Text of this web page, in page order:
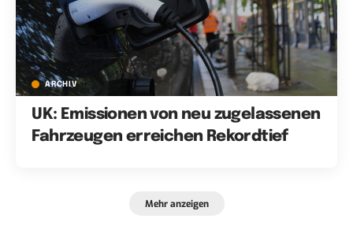
ARCHIV
UK: Emissionen von neu zugelassenen
Fahrzeugen erreichen Rekordtief
Mehr anzeigen